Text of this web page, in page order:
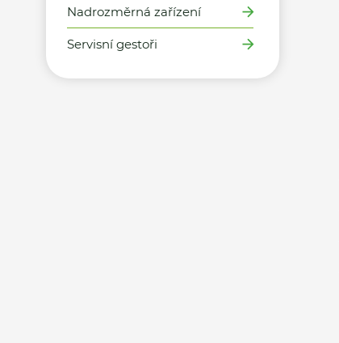
Nadrozměrná zařízení
Servisní gestoři